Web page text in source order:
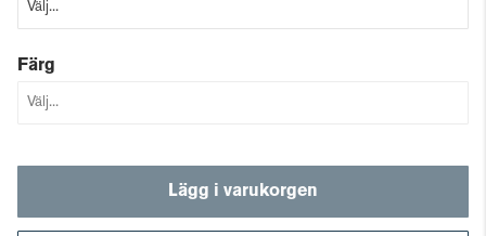
Färg
Lägg i varukorgen